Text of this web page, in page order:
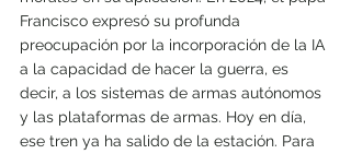
Francisco expresó su profunda
preocupación por la incorporación de la IA
a la capacidad de hacer la guerra, es
decir, a los sistemas de armas autónomos
y las plataformas de armas. Hoy en día,
ese tren ya ha salido de la estación. Para